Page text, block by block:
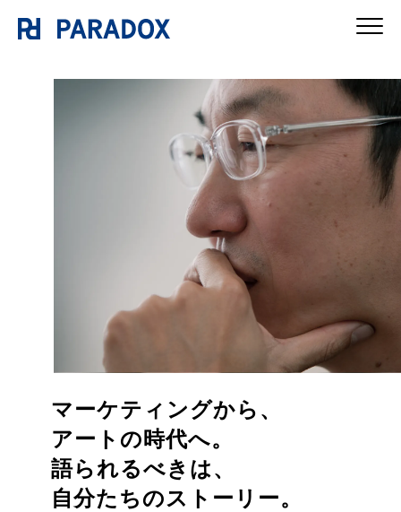
マーケティングから、
アートの時代へ。
語られるべきは、
自分たちのストーリー。